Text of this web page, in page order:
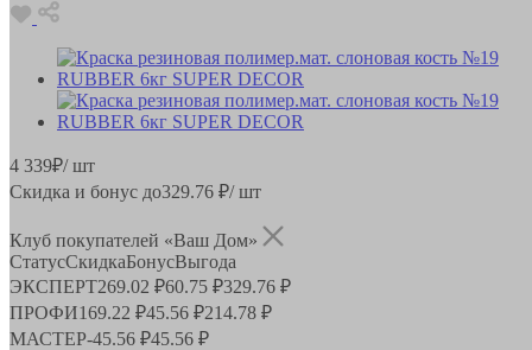
4 339₽/ шт
Скидка и бонус до329.76 ₽/ шт
Клуб покупателей «Ваш Дом»
СтатусСкидкаБонусВыгода
ЭКСПЕРТ269.02 ₽60.75 ₽329.76 ₽
ПРОФИ169.22 ₽45.56 ₽214.78 ₽
МАСТЕР-45.56 ₽45.56 ₽